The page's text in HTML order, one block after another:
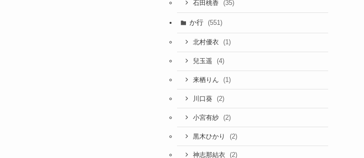
石田桃香 (35)
か行 (551)
北村優衣 (1)
兒玉遥 (4)
来栖りん (1)
川口葵 (2)
小宮有紗 (2)
黒木ひかり (2)
神志那結衣 (2)